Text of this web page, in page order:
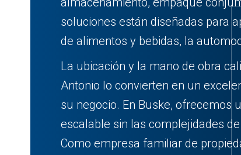
soluciones están diseñadas para
de alimentos y bebidas, la
La ubicación y la mano de obra
Antonio lo convierten en un
su negocio. En Buske, ofrecemos
escalable sin las complejidades
Como empresa familiar de